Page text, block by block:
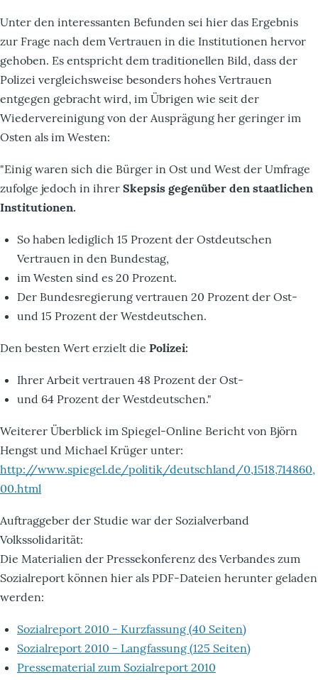
Unter den interessanten Befunden sei hier das Ergebnis
zur Frage nach dem Vertrauen in die Institutionen hervor
gehoben. Es entspricht dem traditionellen Bild, dass der
Polizei vergleichsweise besonders hohes Vertrauen
entgegen gebracht wird, im Übrigen wie seit der
Wiedervereinigung von der Ausprägung her geringer im
Osten als im Westen:
"Einig waren sich die Bürger in Ost und West der Umfrage
zufolge jedoch in ihrer Skepsis gegenüber den staatlichen
Institutionen.
So haben lediglich 15 Prozent der Ostdeutschen
Vertrauen in den Bundestag,
im Westen sind es 20 Prozent.
Der Bundesregierung vertrauen 20 Prozent der Ost-
und 15 Prozent der Westdeutschen.
Den besten Wert erzielt die Polizei:
Ihrer Arbeit vertrauen 48 Prozent der Ost-
und 64 Prozent der Westdeutschen."
Weiterer Überblick im Spiegel-Online Bericht von Björn
Hengst und Michael Krüger unter:
http://www.spiegel.de/politik/deutschland/0,1518,714860,
00.html
Auftraggeber der Studie war der Sozialverband
Volkssolidarität:
Die Materialien der Pressekonferenz des Verbandes zum
Sozialreport können hier als PDF-Dateien herunter geladen
werden:
Sozialreport 2010 - Kurzfassung (40 Seiten)
Sozialreport 2010 - Langfassung (125 Seiten)
Pressematerial zum Sozialreport 2010